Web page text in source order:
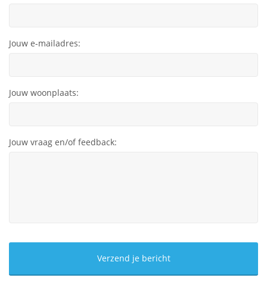
Jouw e-mailadres:
Jouw woonplaats:
Jouw vraag en/of feedback: